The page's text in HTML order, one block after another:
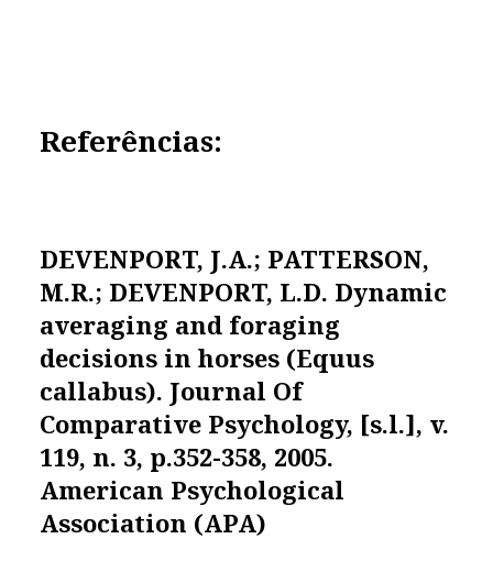
Referências:
DEVENPORT, J.A.; PATTERSON,
M.R.; DEVENPORT, L.D. Dynamic
averaging and foraging
decisions in horses (Equus
callabus). Journal Of
Comparative Psychology, [s.l.], v.
119, n. 3, p.352-358, 2005.
American Psychological
Association (APA)